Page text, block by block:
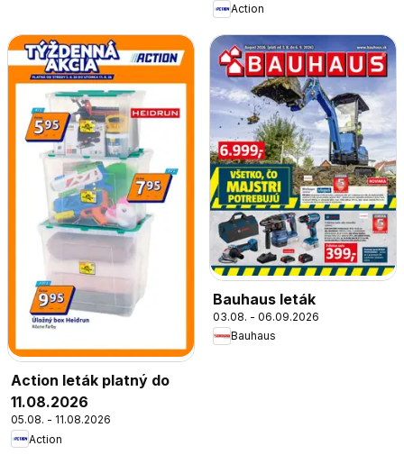
Action
Action leták platný do
11.08.2026
05.08. - 11.08.2026
Action
Bauhaus leták
03.08. - 06.09.2026
Bauhaus